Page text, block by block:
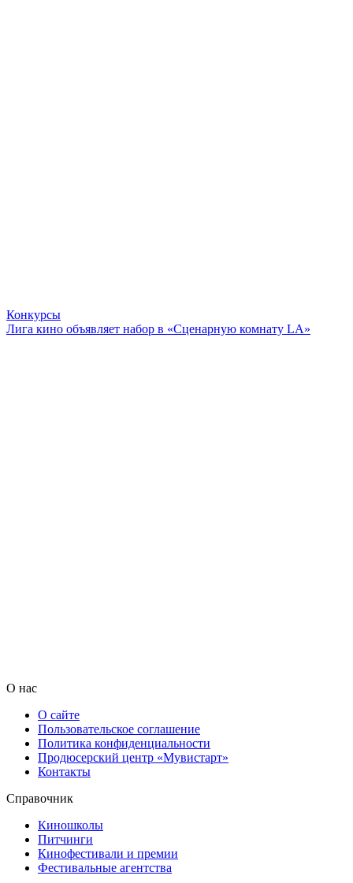
Конкурсы
Лига кино объявляет набор в «Сценарную комнату LA»
О нас
О сайте
Пользовательское соглашение
Политика конфиденциальности
Продюсерский центр «Мувистарт»
Контакты
Справочник
Киношколы
Питчинги
Кинофестивали и премии
Фестивальные агентства